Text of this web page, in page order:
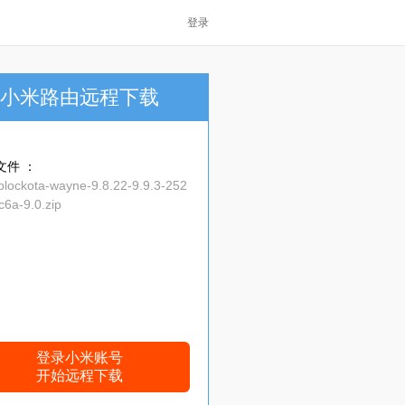
登录
小米路由远程下载
件 ：
wayne-9.8.22-9.9.3-252
9.0.zip
登录小米账号
开始远程下载